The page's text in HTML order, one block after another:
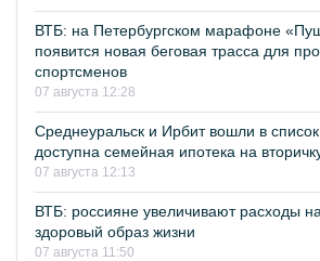
ВТБ: на Петербургском марафоне
появится новая беговая трасса для
спортсменов
07 августа 12:28
Среднеуральск и Ирбит вошли в список
доступна семейная ипотека на
07 августа 12:13
ВТБ: россияне увеличивают расходы
здоровый образ жизни
07 августа 11:50